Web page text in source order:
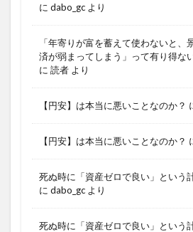
に dabo_gc より
「年寄りが富を蓄えて使わないと、
済が弱まってしまう」って有り得な
に 読者 より
【円安】は本当に悪いことなのか？
【円安】は本当に悪いことなのか？
死ぬ時に「資産ゼロで良い」という
に dabo_gc より
死ぬ時に「資産ゼロで良い」という